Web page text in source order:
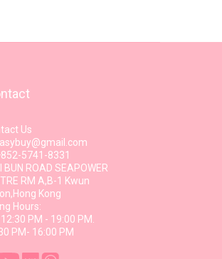
Us
5741-8331
ROAD SEAPOWER
RM A,B-1 Kwun
Kong
Hours:
PM - 19:00 PM.
PM- 16:00 PM